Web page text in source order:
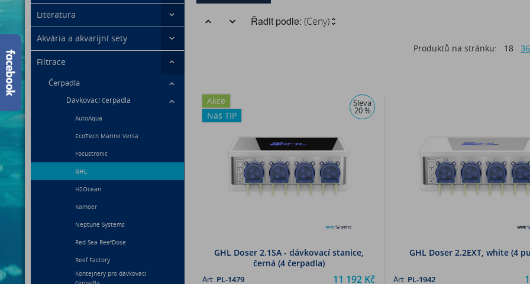
Literatura
Akvária a akvarijní sety
Filtrace
Čerpadla
Dávkovací čerpadla
AutoAqua
EcoTech Marine Versa
Focustronic
GHL
H2Ocean
Kamoer
Neptune Systems
Red Sea ReefDose
Reef Factory
Kontejnery pro dávkovací
Řadit podle: (Ceny)
Produktů na stránku: 18 36
Akce
Náš TIP
Sleva
20 %
GHL Doser 2.1SA - dávkovací stanice,
černá (4 čerpadla)
11 192 Kč
Art: PL-1479
GHL Doser 2.2EXT, white (4
Art: PL-1942